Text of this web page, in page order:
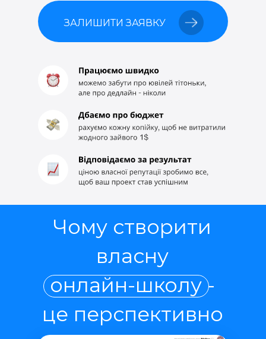
ЗАЛИШИТИ ЗАЯВКУ
Чому створити
власну
онлайн-школу -
це перспективно